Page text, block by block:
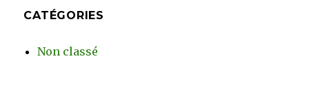
CATÉGORIES
Non classé